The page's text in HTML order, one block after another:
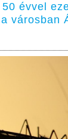
évvel
városban